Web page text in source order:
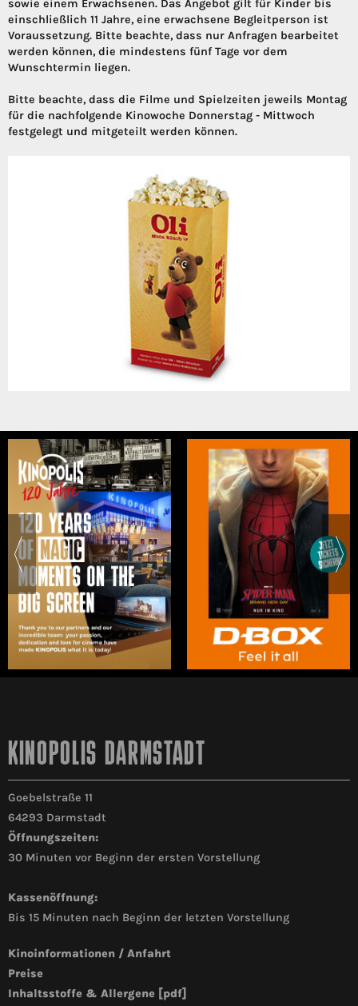
sowie einem Erwachsenen. Das Angebot gilt für Kinder bis
einschließlich 11 Jahre, eine erwachsene Begleitperson ist
Voraussetzung. Bitte beachte, dass nur Anfragen bearbeitet
werden können, die mindestens fünf Tage vor dem
Wunschtermin liegen.
Bitte beachte, dass die Filme und Spielzeiten jeweils Montag
für die nachfolgende Kinowoche Donnerstag - Mittwoch
festgelegt und mitgeteilt werden können.
KINOPOLIS DARMSTADT
Goebelstraße 11
64293 Darmstadt
Öffnungszeiten:
30 Minuten vor Beginn der ersten Vorstellung
Kassenöffnung:
Bis 15 Minuten nach Beginn der letzten Vorstellung
Kinoinformationen / Anfahrt
Preise
Inhaltsstoffe & Allergene [pdf]